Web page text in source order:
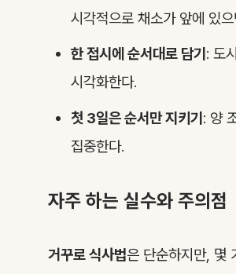
시각적으로 채소가 앞에 있
한 접시에 순서대로 담기 : 도
시각화한다.
첫 3일은 순서만 지키기: 양
집중한다.
자주 하는 실수와 주의점
거꾸로 식사법은 단순하지만, 몇